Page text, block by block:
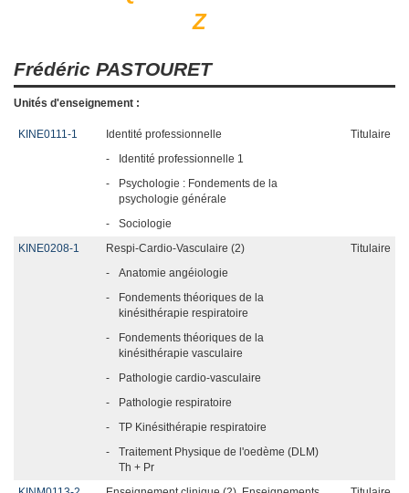
Z
Frédéric PASTOURET
Unités d'enseignement :
KINE0111-1 Identité professionnelle
Titulaire
-
Identité professionnelle 1
-
Psychologie : Fondements de la
psychologie générale
-
Sociologie
KINE0208-1
Respi-Cardio-Vasculaire (2)
Titulaire
-
Anatomie angéiologie
-
Fondements théoriques de la
kinésithérapie respiratoire
-
Fondements théoriques de la
kinésithérapie vasculaire
-
Pathologie cardio-vasculaire
-
Pathologie respiratoire
-
TP Kinésithérapie respiratoire
-
Traitement Physique de l'oedème (DLM)
Th + Pr